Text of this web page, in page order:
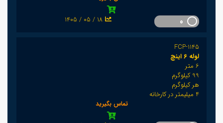
1405 / 05 / 18
FCP-1145
لوله 6 اینچ
6 متر
99 کیلوگرم
هر کیلوگرم
4 میلیمتر در کارخانه
تماس بگیرید